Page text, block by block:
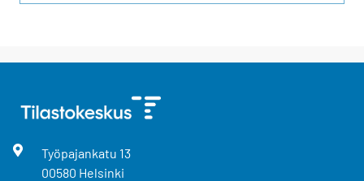
Työpajankatu 13
00580 Helsinki